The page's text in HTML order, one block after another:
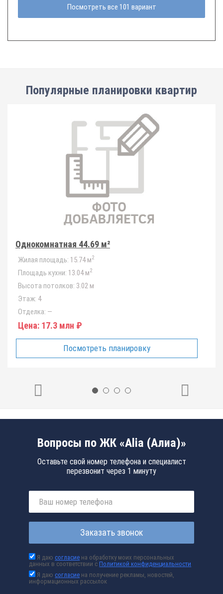
Посмотреть все 101 вариант
Популярные планировки квартир
Однокомнатная 44.69 м²
Жилая площадь: 15.74 м2
Площадь кухни: 13.04 м2
Высота потолков: 3.02 м
Этаж: 4
Отделка: —
Цена: 17.3 млн ₽
Посмотреть планировку
Вопросы по ЖК «Alia (Алиа)»
Оставьте свой номер телефона и специалист
перезвонит через 1 минуту
Заказать звонок
Я даюсогласие на обработку моих персональных
данных в соответствии сПолитикой конфиденциальности
Я даюсогласие на получение рекламы, новостей,
информационных рассылок